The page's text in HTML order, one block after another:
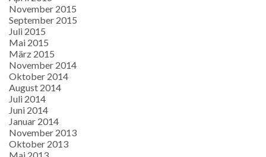
November 2015
September 2015
Juli 2015
Mai 2015
März 2015
November 2014
Oktober 2014
August 2014
Juli 2014
Juni 2014
Januar 2014
November 2013
Oktober 2013